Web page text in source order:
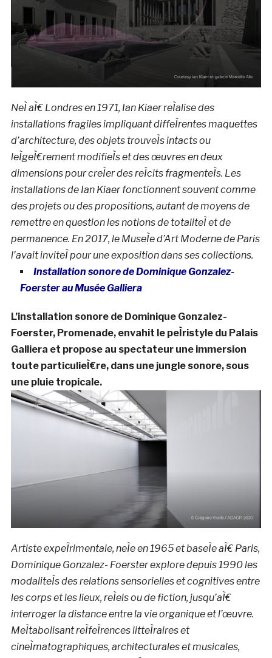
NeÌ aÌ€ Londres en 1971, Ian Kiaer reÌalise des
installations fragiles impliquant diffeÌrentes maquettes
d’architecture, des objets trouveÌs intacts ou
leÌgeÌ€rement modifieÌs et des œuvres en deux
dimensions pour creÌer des reÌcits fragmenteÌs. Les
installations de Ian Kiaer fonctionnent souvent comme
des projets ou des propositions, autant de moyens de
remettre en question les notions de totaliteÌ et de
permanence. En 2017, le MuseÌe d’Art Moderne de Paris
l’avait inviteÌ pour une exposition dans ses collections.
Installation sonore de Dominique Gonzalez-
Foerster au Musée Galliera
L’installation sonore de Dominique Gonzalez-
Foerster, Promenade, envahit le peÌristyle du Palais
Galliera et propose au spectateur une immersion
toute particulieÌ€re, dans une jungle sonore, sous
une pluie tropicale.
Artiste expeÌrimentale, neÌe en 1965 et baseÌe aÌ€ Paris,
Dominique Gonzalez- Foerster explore depuis 1990 les
modaliteÌs des relations sensorielles et cognitives entre
les corps et les lieux, reÌels ou de fiction, jusqu’aÌ€
interroger la distance entre la vie organique et l’œuvre.
MeÌtabolisant reÌfeÌrences litteÌraires et
cineÌmatographiques, architecturales et musicales,